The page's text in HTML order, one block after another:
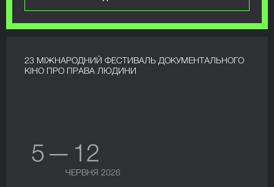
23 МІЖНАРОДНИЙ ФЕСТИВАЛЬ ДОКУМЕНТАЛЬНОГО
КІНО ПРО ПРАВА ЛЮДИНИ
5 — 12
ЧЕРВНЯ 2026